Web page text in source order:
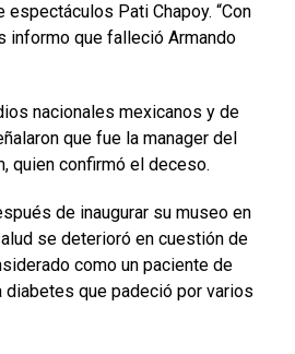
Pati Chapoy. “Con
informo que falleció Armando
nacionales mexicanos y de
que fue la manager del
quien confirmó el deceso.
de inaugurar su museo en
se deterioró en cuestión de
como un paciente de
que padeció por varios